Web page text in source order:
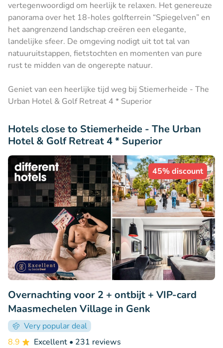
vertegenwoordigd om heerlijk te relaxen. Het genereuze
panorama over het 18-holes golfterrein “Spiegelven” en
het aangrenzend landschap creëren een elegante,
landelijke sfeer. De omgeving nodigt uit tot tal van
natuuruitstappen, fietstochten en momenten van pure
rust te midden van de ongerepte natuur.
Geniet van een heerlijke tijd weg bij Stiemerheide - The
Urban Hotel & Golf Retreat 4 * Superior
Hotels close to Stiemerheide - The Urban
Hotel & Golf Retreat 4 * Superior
45% discount
Overnachting voor 2 + ontbijt + VIP-card
Maasmechelen Village in Genk
Very popular deal
8.9
Excellent • 231 reviews